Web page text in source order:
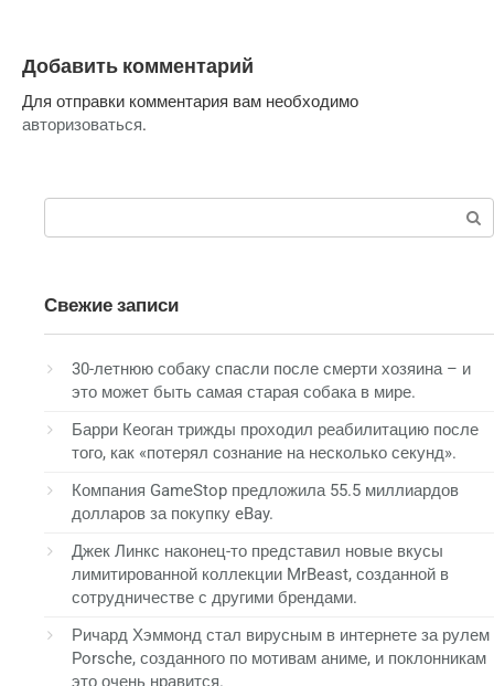
Добавить комментарий
Для отправки комментария вам необходимо
авторизоваться.
Поиск:
Свежие записи
30-летнюю собаку спасли после смерти хозяина – и
это может быть самая старая собака в мире.
Барри Кеоган трижды проходил реабилитацию после
того, как «потерял сознание на несколько секунд».
Компания GameStop предложила 55.5 миллиардов
долларов за покупку eBay.
Джек Линкс наконец-то представил новые вкусы
лимитированной коллекции MrBeast, созданной в
сотрудничестве с другими брендами.
Ричард Хэммонд стал вирусным в интернете за рулем
Porsche, созданного по мотивам аниме, и поклонникам
это очень нравится.